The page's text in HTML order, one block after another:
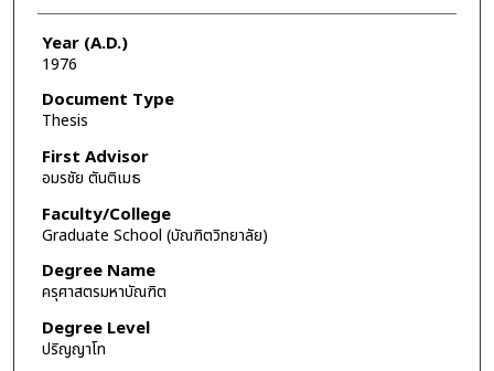
Year (A.D.)
1976
Document Type
Thesis
First Advisor
อมรชัย ตันติเมธ
Faculty/College
Graduate School (บัณฑิตวิทยาลัย)
Degree Name
ครุศาสตรมหาบัณฑิต
Degree Level
ปริญญาโท